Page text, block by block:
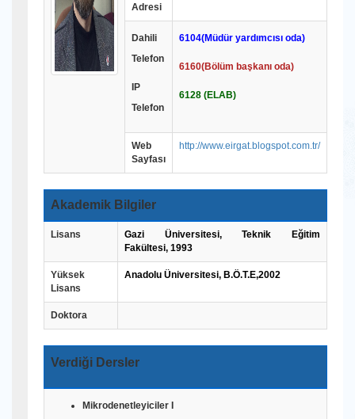
Adresi
Dahili
Telefon
IP
Telefon
6104(Müdür yardımcısı oda)
6160(Bölüm başkanı oda)
6128 (ELAB)
Web
Sayfası
http://www.eirgat.blogspot.com.tr/
Akademik Bilgiler
Lisans Gazi Üniversitesi,Teknik Eğitim
Fakültesi, 1993
Yüksek
Lisans
Anadolu Üniversitesi, B.Ö.T.E,2002
Doktora
Verdiği Dersler
Mikrodenetleyiciler I